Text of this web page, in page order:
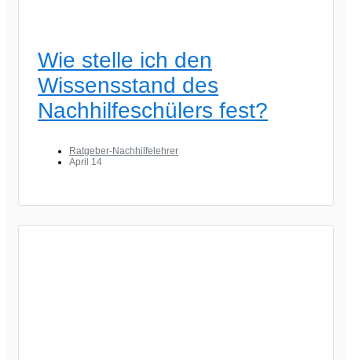
Wie stelle ich den
Wissensstand des
Nachhilfeschülers fest?
Ratgeber-Nachhilfelehrer
April 14